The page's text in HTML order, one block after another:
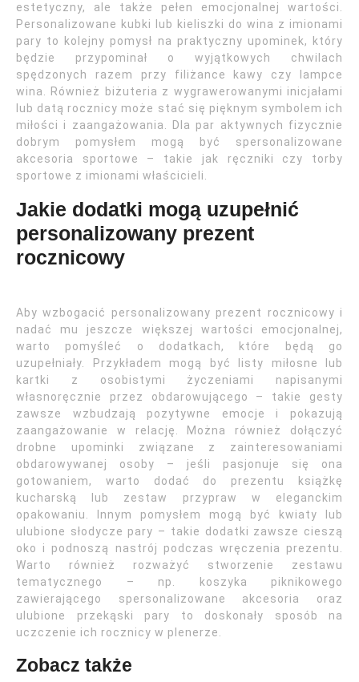
estetyczny, ale także pełen emocjonalnej wartości.
Personalizowane kubki lub kieliszki do wina z imionami
pary to kolejny pomysł na praktyczny upominek, który
będzie przypominał o wyjątkowych chwilach
spędzonych razem przy filiżance kawy czy lampce
wina. Również biżuteria z wygrawerowanymi inicjałami
lub datą rocznicy może stać się pięknym symbolem ich
miłości i zaangażowania. Dla par aktywnych fizycznie
dobrym pomysłem mogą być spersonalizowane
akcesoria sportowe – takie jak ręczniki czy torby
sportowe z imionami właścicieli.
Jakie dodatki mogą uzupełnić
personalizowany prezent
rocznicowy
Aby wzbogacić personalizowany prezent rocznicowy i
nadać mu jeszcze większej wartości emocjonalnej,
warto pomyśleć o dodatkach, które będą go
uzupełniały. Przykładem mogą być listy miłosne lub
kartki z osobistymi życzeniami napisanymi
własnoręcznie przez obdarowującego – takie gesty
zawsze wzbudzają pozytywne emocje i pokazują
zaangażowanie w relację. Można również dołączyć
drobne upominki związane z zainteresowaniami
obdarowywanej osoby – jeśli pasjonuje się ona
gotowaniem, warto dodać do prezentu książkę
kucharską lub zestaw przypraw w eleganckim
opakowaniu. Innym pomysłem mogą być kwiaty lub
ulubione słodycze pary – takie dodatki zawsze cieszą
oko i podnoszą nastrój podczas wręczenia prezentu.
Warto również rozważyć stworzenie zestawu
tematycznego – np. koszyka piknikowego
zawierającego spersonalizowane akcesoria oraz
ulubione przekąski pary to doskonały sposób na
uczczenie ich rocznicy w plenerze.
Zobacz także